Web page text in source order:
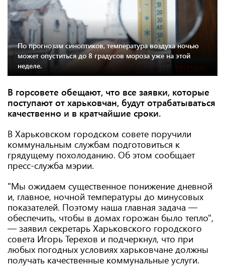
По прогнозам синоптиков, температура воздуха ночью
может опуститься до 8 градусов мороза уже на этой
неделе.
В горсовете обещают, что все заявки, которые
поступают от харьковчан, будут отрабатываться
качественно и в кратчайшие сроки.
В Харьковском городском совете поручили
коммунальным службам подготовиться к
грядущему похолоданию. Об этом сообщает
пресс-служба мэрии.
"Мы ожидаем существенное понижение дневной
и, главное, ночной температуры до минусовых
показателей. Поэтому наша главная задача —
обеспечить, чтобы в домах горожан было тепло",
— заявил секретарь Харьковского городского
совета Игорь Терехов и подчеркнул, что при
любых погодных условиях харьковчане должны
получать качественные коммунальные услуги.